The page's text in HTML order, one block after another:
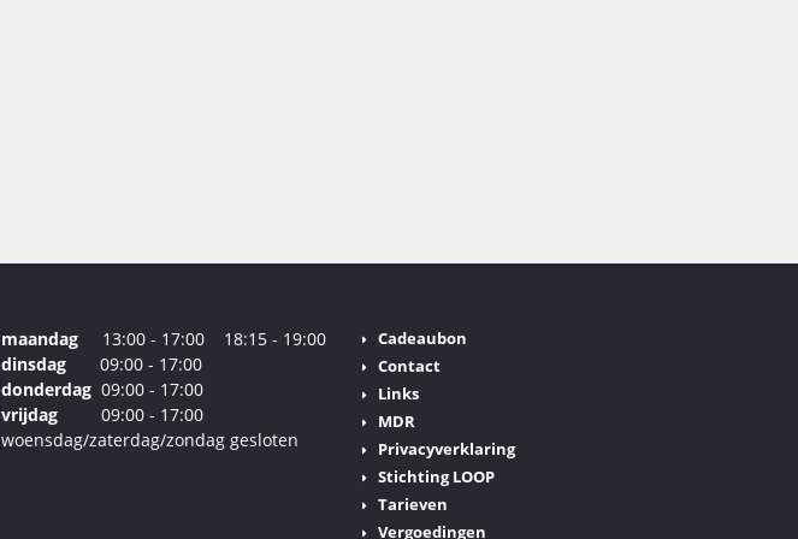
maandag 13:00 - 17:00 18:15 - 19:00
dinsdag
09:00 - 17:00
donderdag 09:00 - 17:00
vrijdag 09:00 - 17:00
woensdag/zaterdag/zondag gesloten
Cadeaubon
Contact
Links
MDR
Privacyverklaring
Stichting LOOP
Tarieven
Vergoedingen